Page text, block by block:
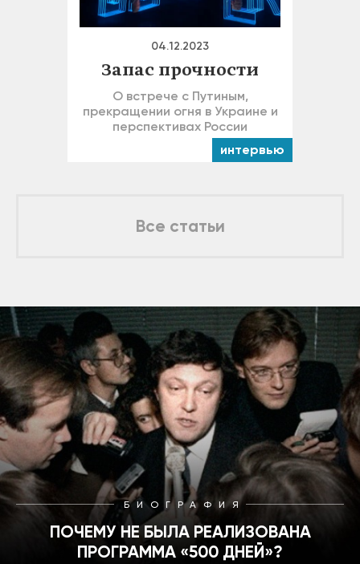
04.12.2023
Запас прочности
О встрече с Путиным,
прекращении огня в Украине и
перспективах России
интервью
Все статьи
БИОГРАФИЯ
ПОЧЕМУ НЕ БЫЛА РЕАЛИЗОВАНА
ПРОГРАММА «500 ДНЕЙ»?